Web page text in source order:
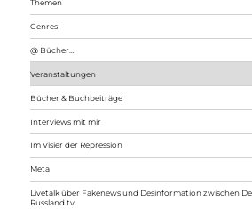
Themen
Genres
@ Bücher…
Veranstaltungen
Bücher & Buchbeiträge
Interviews mit mir
Im Visier der Repression
Meta
Livetalk über Fakenews und Desinformation zwischen
Russland.tv